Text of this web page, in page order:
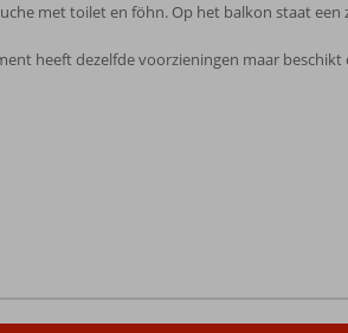
met toilet en föhn. Op het balkon staat een
heeft dezelfde voorzieningen maar